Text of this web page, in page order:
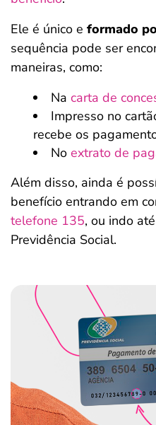
Ele é único e formado
sequência pode ser
maneiras, como:
Na carta de
Impresso no
recebe os
No extrato de
Além disso, ainda é
benefício entrando em
telefone 135, ou indo
Previdência Social.